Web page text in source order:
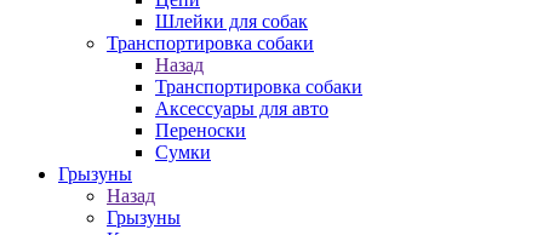
Шлейки для собак
Транспортировка собаки
Назад
Транспортировка собаки
Аксессуары для авто
Переноски
Сумки
Грызуны
Назад
Грызуны